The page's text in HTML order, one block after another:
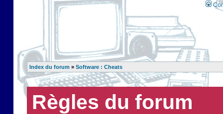
Index du forum » Software : Cheats
Règles du forum